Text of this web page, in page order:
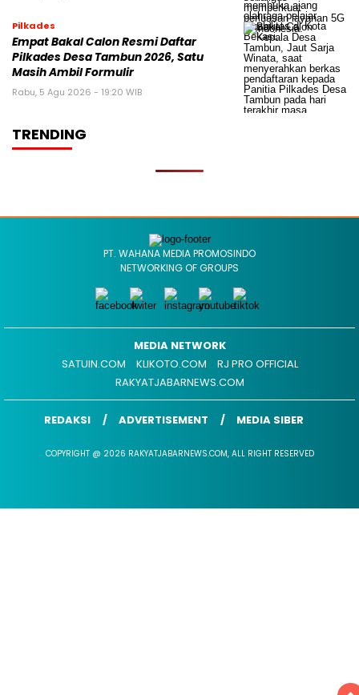
Pilkades
Empat Bakal Calon Resmi Daftar
Pilkades Desa Tambun 2026, Satu
Masih Ambil Formulir
Rabu, 5 Agu 2026 - 19:20 WIB
TRENDING
PT. WAHANA MEDIA PROMOSINDO
NETWORKING OF GROUPS
MEDIA NETWORK
SATUIN.COM
KLIKOTO.COM
RJ PRO OFFICIAL
RAKYATJABARNEWS.COM
REDAKSI ADVERTISEMENT MEDIA SIBER
COPYRIGHT @ 2026 RAKYATJABARNEWS.COM, ALL RIGHT RESERVED